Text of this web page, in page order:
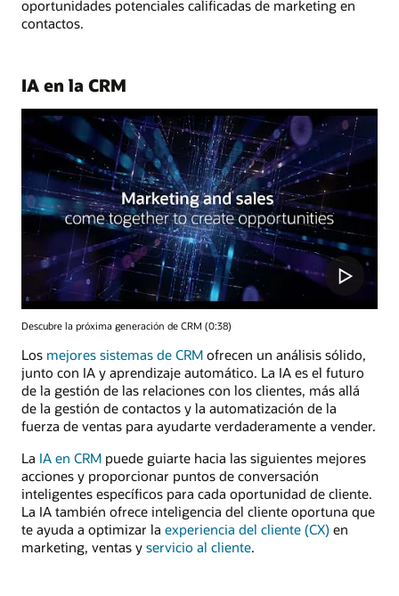
oportunidades potenciales calificadas de marketing en
contactos.
IA en la CRM
Descubre la próxima generación de CRM (0:38)
Los mejores sistemas de CRM ofrecen un análisis sólido,
junto con IA y aprendizaje automático. La IA es el futuro
de la gestión de las relaciones con los clientes, más allá
de la gestión de contactos y la automatización de la
fuerza de ventas para ayudarte verdaderamente a vender.
La IA en CRM puede guiarte hacia las siguientes mejores
acciones y proporcionar puntos de conversación
inteligentes específicos para cada oportunidad de cliente.
La IA también ofrece inteligencia del cliente oportuna que
te ayuda a optimizar la experiencia del cliente (CX) en
marketing, ventas y servicio al cliente.